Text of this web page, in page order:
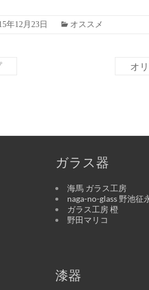
年12月23日 オススメ
オ
ガラス器
海馬 ガラス工房
naga-no-glass 野池征
ガラス工房 橙
野田マリコ
漆器